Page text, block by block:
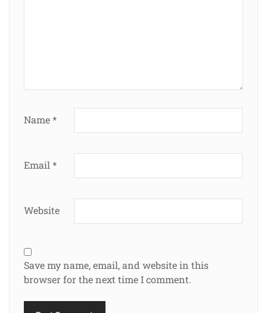
Name*
Email *
Website
Save my name, email, and website in this
browser for the next time I comment.